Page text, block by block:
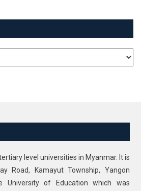
level universities in Myanmar. It is
Road, Kamayut Township, Yangon
University of Education which was